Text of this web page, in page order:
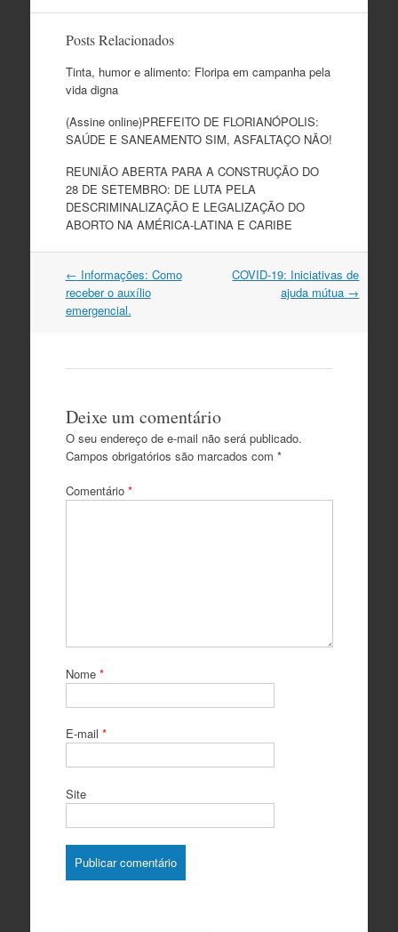
Posts Relacionados
Tinta, humor e alimento: Floripa em campanha pela
vida digna
(Assine online)PREFEITO DE FLORIANÓPOLIS:
SAÚDE E SANEAMENTO SIM, ASFALTAÇO NÃO!
REUNIÃO ABERTA PARA A CONSTRUÇÃO DO
28 DE SETEMBRO: DE LUTA PELA
DESCRIMINALIZAÇÃO E LEGALIZAÇÃO DO
ABORTO NA AMÉRICA-LATINA E CARIBE
Navegação
do
post
← Informações: Como
receber o auxílio
emergencial.
COVID-19: Iniciativas de
ajuda mútua →
Deixe um comentário
O seu endereço de e-mail não será publicado.
Campos obrigatórios são marcados com *
Comentário *
Nome *
E-mail *
Site